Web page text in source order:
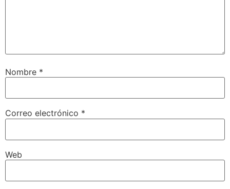
Nombre *
Correo electrónico *
Web